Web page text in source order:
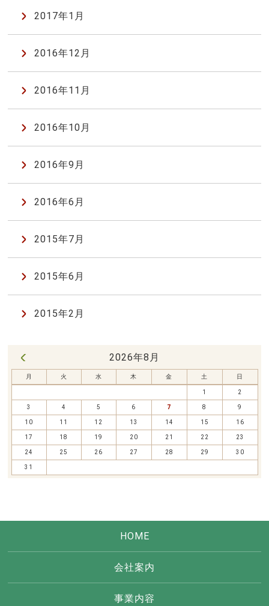
2017年1月
2016年12月
2016年11月
2016年10月
2016年9月
2016年6月
2015年7月
2015年6月
2015年2月
2026年8月
月 火 水 木 金 土 日
1 2
3 4 5 6 7 8 9
10 11 12 13 14 15 16
17 18 19 20 21 22 23
24 25 26 27 28 29 30
31
HOME
会社案内
事業内容